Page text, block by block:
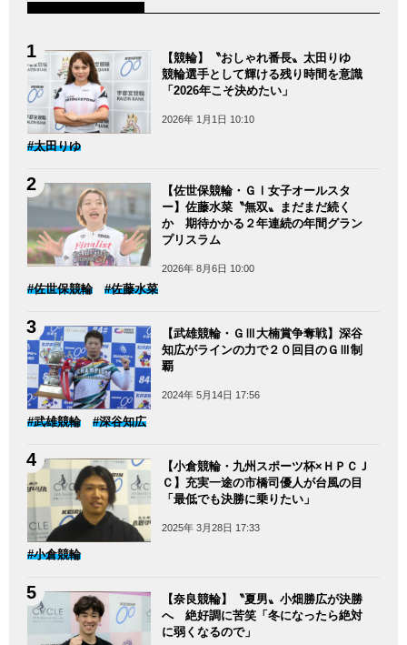
【競輪】〝おしゃれ番長〟太田りゆ
競輪選手として輝ける残り時間を意識
「2026年こそ決めたい」
2026年 1月1日 10:10
#太田りゆ
【佐世保競輪・ＧⅠ女子オールスタ
ー】佐藤水菜〝無双〟まだまだ続く
か 期待かかる２年連続の年間グラン
プリスラム
2026年 8月6日 10:00
#佐世保競輪 #佐藤水菜
【武雄競輪・ＧⅢ大楠賞争奪戦】深谷
知広がラインの力で２０回目のＧⅢ制
覇
2024年 5月14日 17:56
#武雄競輪 #深谷知広
【小倉競輪・九州スポーツ杯×ＨＰＣＪ
Ｃ】充実一途の市橋司優人が台風の目
「最低でも決勝に乗りたい」
2025年 3月28日 17:33
#小倉競輪
【奈良競輪】〝夏男〟小畑勝広が決勝
へ 絶好調に苦笑「冬になったら絶対
に弱くなるので」